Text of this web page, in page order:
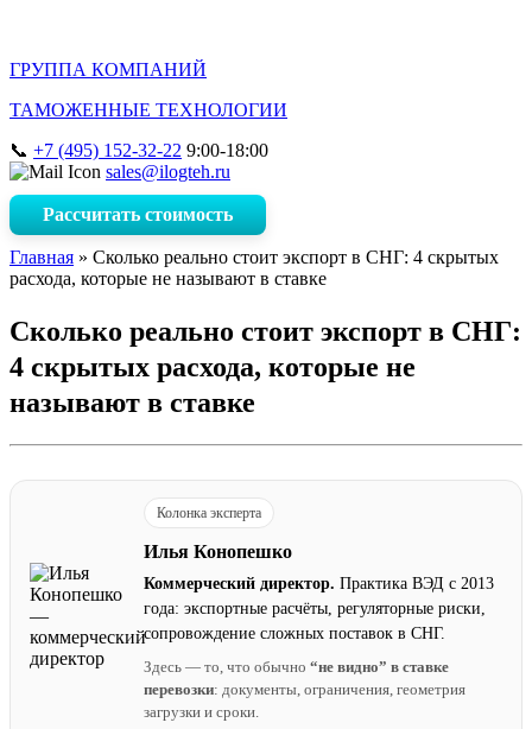
ГРУППА КОМПАНИЙ
ТАМОЖЕННЫЕ ТЕХНОЛОГИИ
+7 (495) 152-32-22 9:00-18:00
sales@ilogteh.ru
Рассчитать стоимость
Главная » Сколько реально стоит экспорт в СНГ: 4 скрытых
расхода, которые не называют в ставке
Сколько реально стоит экспорт в СНГ:
4 скрытых расхода, которые не
называют в ставке
Колонка эксперта
Илья Конопешко
Коммерческий директор. Практика ВЭД с 2013
года: экспортные расчёты, регуляторные риски,
сопровождение сложных поставок в СНГ.
Здесь — то, что обычно “не видно” в ставке
перевозки: документы, ограничения, геометрия
загрузки и сроки.